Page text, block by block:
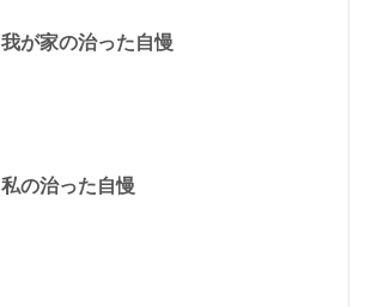
我が家の治った自慢
私の治った自慢